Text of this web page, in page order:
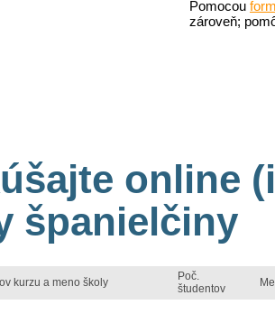
Pomocou
zároveň;
online
španielčiny
kurzu a meno školy
Poč.
študentov